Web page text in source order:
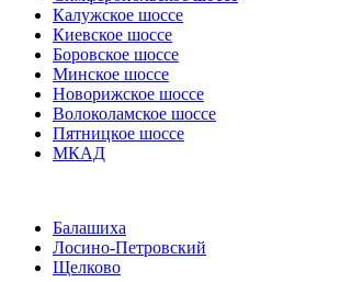
Калужское шоссе
Киевское шоссе
Боровское шоссе
Минское шоссе
Новорижское шоссе
Волоколамское шоссе
Пятницкое шоссе
МКАД
Балашиха
Лосино-Петровский
Щелково